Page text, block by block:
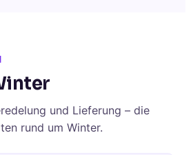
und Lieferung – die
rund um Winter.